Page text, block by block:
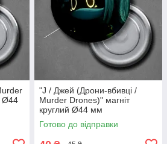
Ø44
"J / Джей (Дрони-вбивці /
Murder Drones)" магніт
круглий Ø44 мм
Готово до відправки